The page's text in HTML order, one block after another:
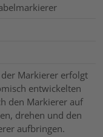
Markierer erfolgt
entwickelten
den Markierer auf
drehen und den
aufbringen.